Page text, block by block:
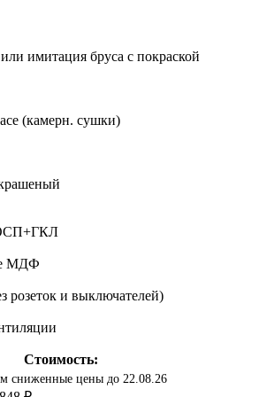
имитация бруса с покраской
(камерн. сушки)
МДФ
розеток и выключателей)
Стоимость:
сниженные цены до 22.08.26